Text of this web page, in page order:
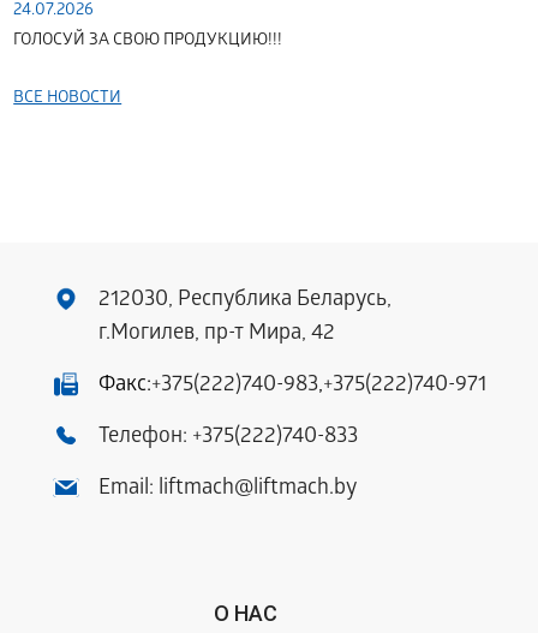
24.07.2026
ГОЛОСУЙ ЗА СВОЮ ПРОДУКЦИЮ!!!
ВСЕ НОВОСТИ
212030, Республика Беларусь,
г.Могилев, пр-т Мира, 42
Факс:+375(222)740-983,+375(222)740-971
Телефон: +375(222)740-833
Email: liftmach@liftmach.by
О НАС